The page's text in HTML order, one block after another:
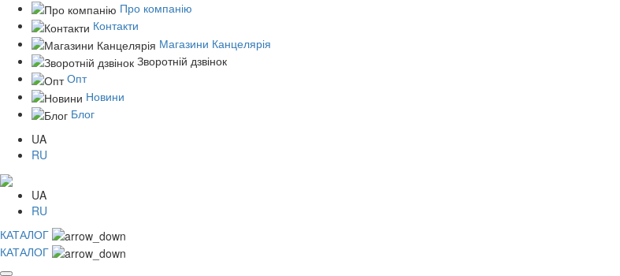
Про компанію
Контакти
Магазини Канцелярія
Зворотній дзвінок
Опт
Новини
Блог
UA
RU
UA
RU
КАТАЛОГ
КАТАЛОГ